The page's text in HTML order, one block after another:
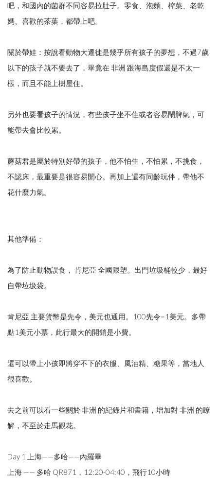
吧，和國內的菌群不同容易拉肚子。零食、泡麵、榨菜、老乾
媽、喜歡的茶葉，都帶上吧。
關於帶娃：按說看動物大遷徙是幾乎所有孩子的夢想，不過7歲
以下的孩子就不要去了，畢竟在 非洲 跟海島度假還是不太一
樣，而且不能上樹屋住。
另外也要看孩子的情況，有些孩子坐不住或者容易鬧脾氣，可
能帶去會比較累。
蘑菇君是屬於特別好帶的孩子，他不怕生，不怕累，不挑食，
不認床，最重要是很容易開心。再加上還有同齡玩伴，帶他不
花什麼力氣。
其他準備：
為了防止動物誤食， 肯尼亞 全國限塑。出門垃圾桶較少，最好
自帶垃圾袋。
肯尼亞 主要貨幣是先令，美元也通用。100先令=1美元。多帶
點1美元小票，此行最大的開銷是小費。
還可以帶上小孩即將穿不下的衣服、風油精、糖果等，當地人
很喜歡。
去之前可以看一些關於 非洲 的紀錄片和書籍，增加對 非洲 的瞭
解，不至於走馬觀花。
Day 1 上海——多哈——內羅畢
上海 —— 多哈 QR871，12:20-04:40，飛行10小時